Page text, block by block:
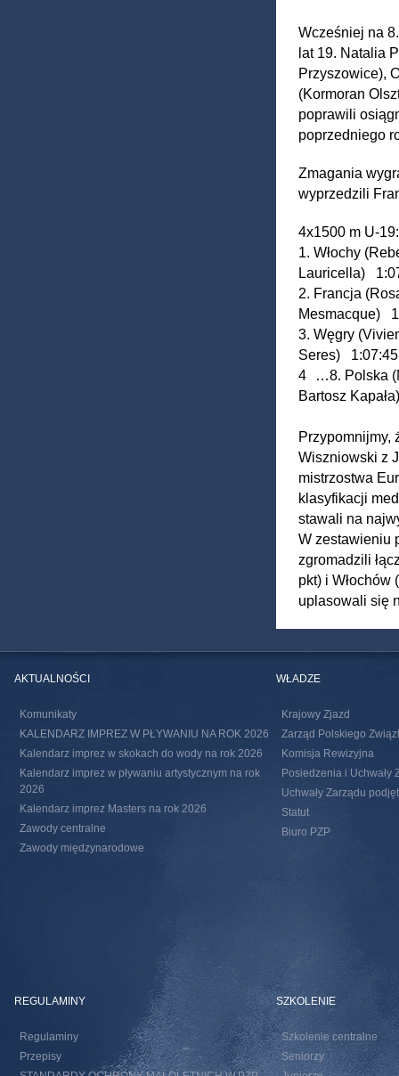
Wcześniej na
lat 19. Natalia
Przyszowice),
(Kormoran
poprawili
poprzedniego
Zmagania
wyprzedzili
4x1500 m U-
1. Włochy
Lauricella)
2. Francja
Mesmacque)
3. Węgry
Seres)
4 …8. Polska
Bartosz
Przypomnijmy,
Wiszniowski z
mistrzostwa
klasyfikacji
stawali na
W zestawieniu
zgromadzili
pkt) i
uplasowali się
AKTUALNOŚCI
Komunikaty
KALENDARZ IMPREZ W PŁYWANIU NA ROK 2026
Kalendarz imprez w skokach do wody na rok 2026
Kalendarz imprez w pływaniu artystycznym na rok
2026
Kalendarz imprez Masters na rok 2026
Zawody centralne
Zawody międzynarodowe
WŁADZE
Krajowy Zjazd
Zarząd Polskiego
Komisja Rewizyjna
Posiedzenia i Uchwały
Uchwały Zarządu
Statut
Biuro PZP
REGULAMINY
Regulaminy
Przepisy
SZKOLENIE
Szkolenie centralne
Seniorzy